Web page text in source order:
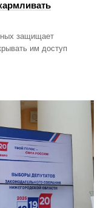
защищает
им доступ